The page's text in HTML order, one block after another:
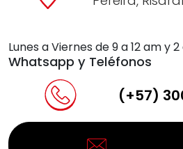
Lunes a Viernes de 9 a 12 am y
Whatsapp y Teléfonos
(+57)